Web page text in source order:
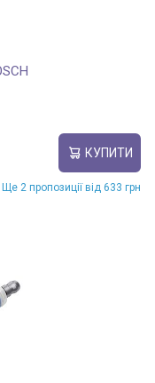
КУПИТИ
Ще 2 пропозиції від 633 грн